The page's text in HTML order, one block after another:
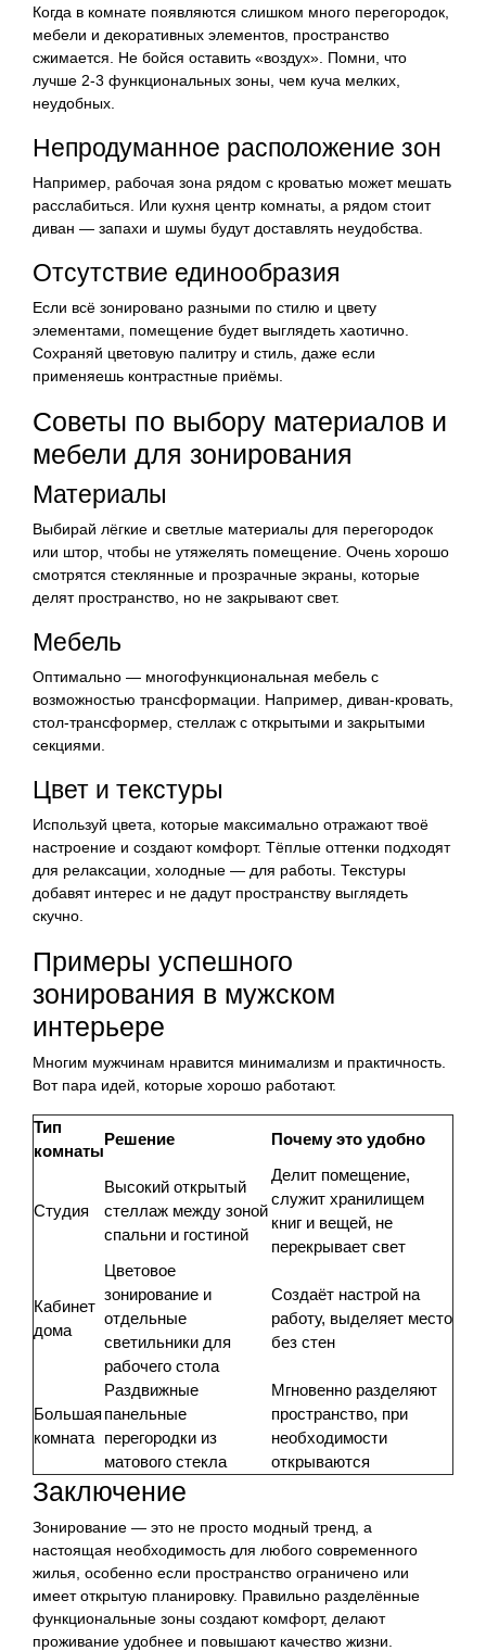
Когда в комнате появляются слишком много перегородок,
мебели и декоративных элементов, пространство
сжимается. Не бойся оставить «воздух». Помни, что
лучше 2-3 функциональных зоны, чем куча мелких,
неудобных.
Непродуманное расположение зон
Например, рабочая зона рядом с кроватью может мешать
расслабиться. Или кухня центр комнаты, а рядом стоит
диван — запахи и шумы будут доставлять неудобства.
Отсутствие единообразия
Если всё зонировано разными по стилю и цвету
элементами, помещение будет выглядеть хаотично.
Сохраняй цветовую палитру и стиль, даже если
применяешь контрастные приёмы.
Советы по выбору материалов и
мебели для зонирования
Материалы
Выбирай лёгкие и светлые материалы для перегородок
или штор, чтобы не утяжелять помещение. Очень хорошо
смотрятся стеклянные и прозрачные экраны, которые
делят пространство, но не закрывают свет.
Мебель
Оптимально — многофункциональная мебель с
возможностью трансформации. Например, диван-кровать,
стол-трансформер, стеллаж с открытыми и закрытыми
секциями.
Цвет и текстуры
Используй цвета, которые максимально отражают твоё
настроение и создают комфорт. Тёплые оттенки подходят
для релаксации, холодные — для работы. Текстуры
добавят интерес и не дадут пространству выглядеть
скучно.
Примеры успешного
зонирования в мужском
интерьере
Многим мужчинам нравится минимализм и практичность.
Вот пара идей, которые хорошо работают.
Тип
комнаты
Решение Почему это удобно
Студия
Высокий открытый
стеллаж между зоной
спальни и гостиной
Делит помещение,
служит хранилищем
книг и вещей, не
перекрывает свет
Кабинет
дома
Цветовое
зонирование и
отдельные
светильники для
рабочего стола
Создаёт настрой на
работу, выделяет место
без стен
Большая
комната
Раздвижные
панельные
перегородки из
матового стекла
Мгновенно разделяют
пространство, при
необходимости
открываются
Заключение
Зонирование — это не просто модный тренд, а
настоящая необходимость для любого современного
жилья, особенно если пространство ограничено или
имеет открытую планировку. Правильно разделённые
функциональные зоны создают комфорт, делают
проживание удобнее и повышают качество жизни.